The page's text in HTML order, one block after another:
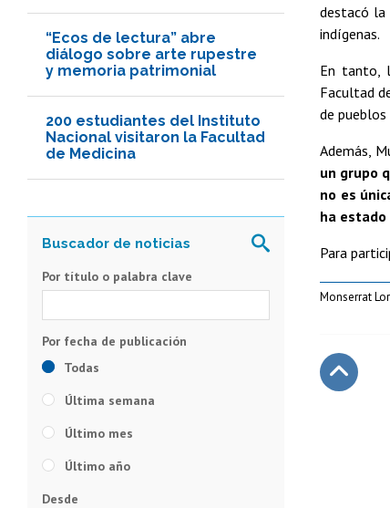
“Ecos de lectura” abre
diálogo sobre arte rupestre
y memoria patrimonial
200 estudiantes del Instituto
Nacional visitaron la Facultad
de Medicina
destacó la
indígenas.
En tanto,
Facultad
de
Además,
un grupo
no es
ha estado
Para
Monserrat
Por título o palabra clave
Todas
Última semana
Último mes
Último año
Desde